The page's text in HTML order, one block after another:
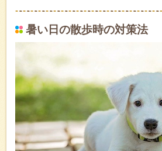
暑い日の散歩時の対策法